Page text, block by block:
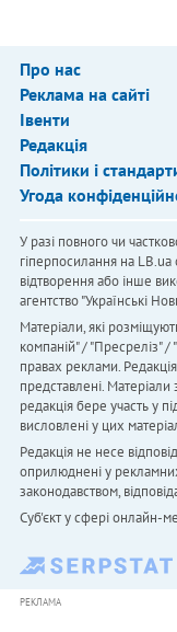
Про нас
Реклама на сайті
Івенти
Редакція
Політики і
Угода
У разі повного чи
гіперпосилання на
відтворення або інше
агентство "Українськi
Матеріали, які
компаній" / "Пресреліз" /
правах реклами.
представлені.
редакція бере участь у
висловлені у цих
Редакція не несе
оприлюднені у
законодавством,
Cуб'єкт у сфері онлайн-
РЕКЛАМА